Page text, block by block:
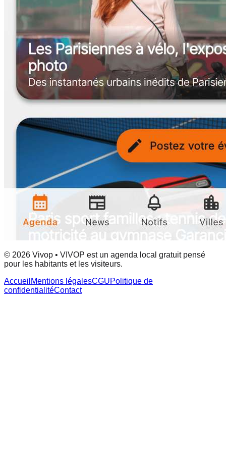
© 2026 Vivop • VIVOP est un agenda local gratuit pensé
pour les habitants et les visiteurs.
Accueil Mentions légalesCGUPolitique de
confidentialitéContact